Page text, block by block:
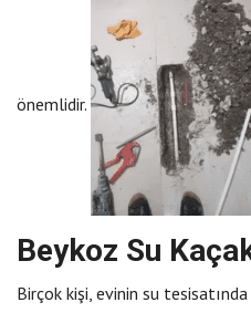
önemlidir.
Beykoz Su
Birçok kişi, evinin su